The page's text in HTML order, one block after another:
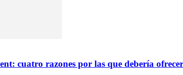
cuatro razones por las que debería